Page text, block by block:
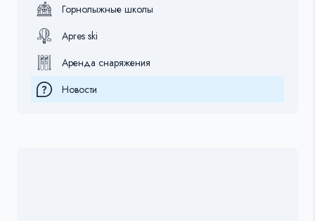
Горнолыжные школы
Apres ski
Аренда снаряжения
Новости